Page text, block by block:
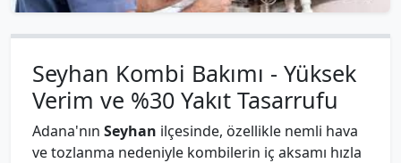
Seyhan Kombi Bakımı - Yüksek
Verim ve %30 Yakıt Tasarrufu
Adana'nın Seyhan ilçesinde, özellikle nemli hava
ve tozlanma nedeniyle kombilerin iç aksamı hızla